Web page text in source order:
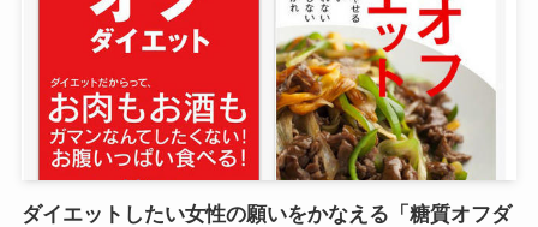
ダイエットしたい女性の願いをかなえる「糖質オフダ